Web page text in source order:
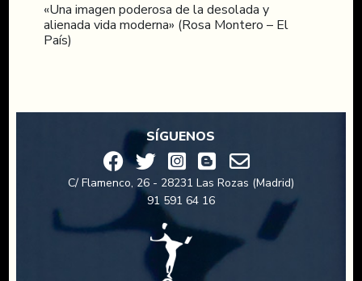
«Una imagen poderosa de la desolada y
alienada vida moderna» (Rosa Montero – El
País)
SÍGUENOS
C/ Flamenco, 26 - 28231 Las Rozas (Madrid)
91 591 64 16